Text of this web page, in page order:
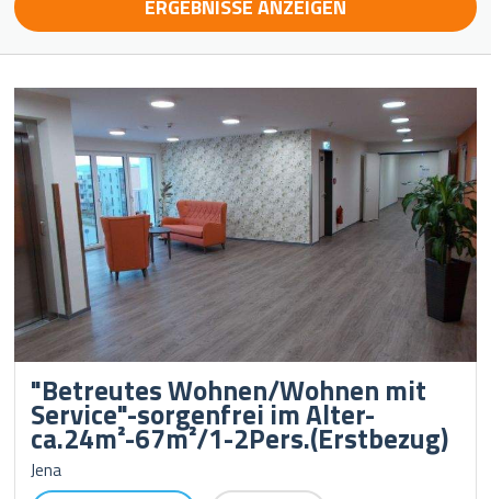
ERGEBNISSE ANZEIGEN
"Betreutes Wohnen/Wohnen mit
Service"-sorgenfrei im Alter-
ca.24m²-67m²/1-2Pers.(Erstbezug)
Jena